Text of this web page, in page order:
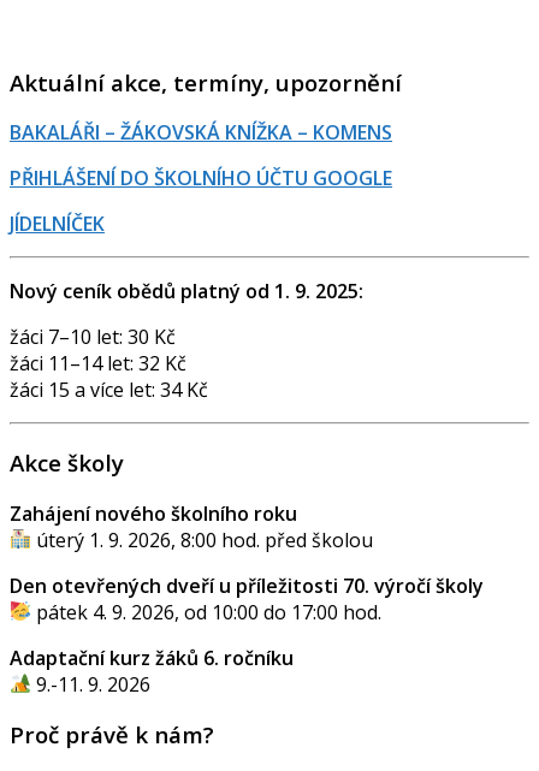
Aktuální akce, termíny, upozornění
BAKALÁŘI – ŽÁKOVSKÁ KNÍŽKA – KOMENS
PŘIHLÁŠENÍ DO ŠKOLNÍHO ÚČTU GOOGLE
JÍDELNÍČEK
Nový ceník obědů platný od 1. 9. 2025:
žáci 7–10 let: 30 Kč
žáci 11–14 let: 32 Kč
žáci 15 a více let: 34 Kč
Akce školy
Zahájení nového školního roku
úterý 1. 9. 2026, 8:00 hod. před školou
Den otevřených dveří u příležitosti 70. výročí školy
pátek 4. 9. 2026, od 10:00 do 17:00 hod.
Adaptační kurz žáků 6. ročníku
9.-11. 9. 2026
Proč právě k nám?